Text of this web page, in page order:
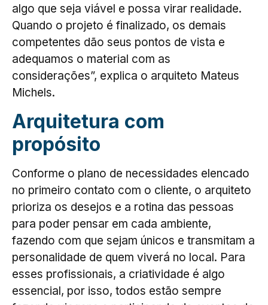
algo que seja viável e possa virar realidade.
Quando o projeto é finalizado, os demais
competentes dão seus pontos de vista e
adequamos o material com as
considerações”, explica o arquiteto Mateus
Michels.
Arquitetura com
propósito
Conforme o plano de necessidades elencado
no primeiro contato com o cliente, o arquiteto
prioriza os desejos e a rotina das pessoas
para poder pensar em cada ambiente,
fazendo com que sejam únicos e transmitam a
personalidade de quem viverá no local. Para
esses profissionais, a criatividade é algo
essencial, por isso, todos estão sempre